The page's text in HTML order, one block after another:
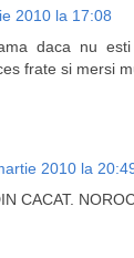
2010 la 17:08
daca nu
frate si mersi
2010 la
CACAT.